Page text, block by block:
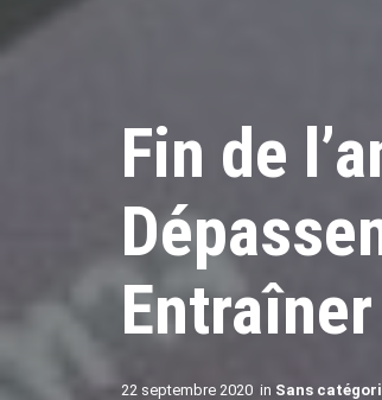
Fin de
22 septembre 2020 in Sans